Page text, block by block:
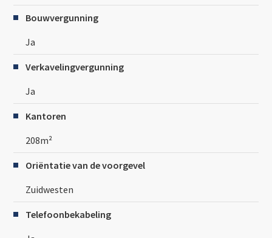
Bouwvergunning
Ja
Verkavelingvergunning
Ja
Kantoren
208m²
Oriëntatie van de voorgevel
Zuidwesten
Telefoonbekabeling